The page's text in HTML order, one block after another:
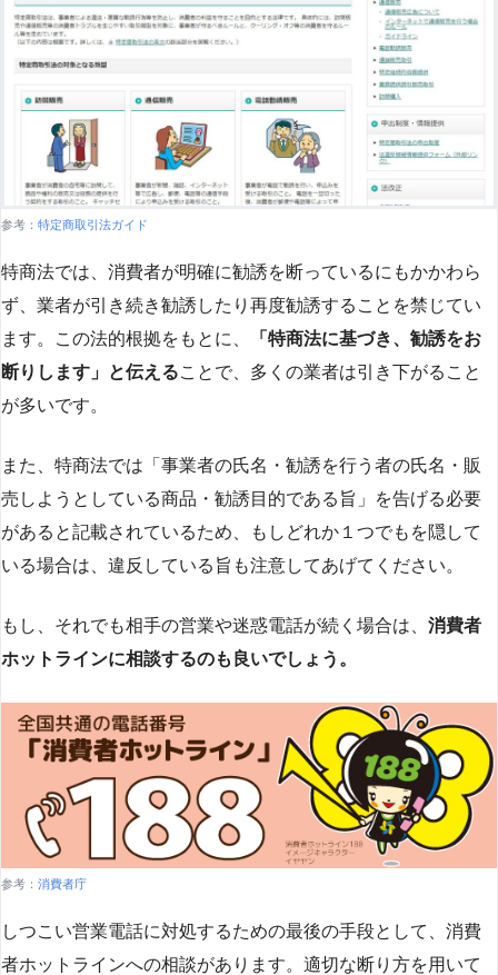
参考： 特定商取引法ガイド
特商法では、消費者が明確に勧誘を断っているにもかかわら
ず、業者が引き続き勧誘したり再度勧誘することを禁じてい
ます。この法的根拠をもとに、
「特商法に基づき、勧誘をお
断りします」と伝えることで、多くの業者は引き下がること
が多いです​​。
また、特商法では「事業者の氏名・勧誘を行う者の氏名・販
売しようとしている商品・勧誘目的である旨」を告げる必要
があると記載されているため、もしどれか１つでもを隠して
いる場合は、違反している旨も注意してあげてください。
もし、それでも相手の営業や迷惑電話が続く場合は、 消費者
ホットラインに相談するのも良いでしょう。
参考： 消費者庁
しつこい営業電話に対処するための最後の手段として、消費
者ホットラインへの相談があります。適切な断り方を用いて